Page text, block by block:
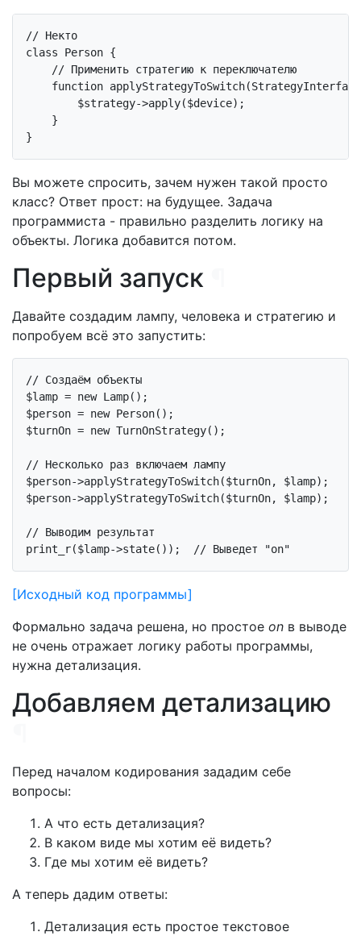
// Некто
class
Person {
// Применить стратегию к переключателю
function applyStrategyToSwitch
        $strategy->apply($device);
    }
Вы можете спросить, зачем нужен такой просто
класс? Ответ прост: на будущее. Задача
программиста - правильно разделить логику на
объекты. Логика добавится потом.
Первый запуск
Давайте создадим лампу, человека и стратегию и
попробуем всё это запустить:
// Создаём объекты
$lamp = new Lamp();
$person = new Person();
$turnOn = new TurnOnStrategy();
// Несколько раз включаем лампу
$person->applyStrategyToSwitch($turnOn, $lamp);
$person->applyStrategyToSwitch($turnOn, $lamp);
// Выводим результат
print_r($lamp->state());
// Выведет "on"
[Исходный код программы]
Формально задача решена, но простое on в выводе
не очень отражает логику работы программы,
нужна детализация.
Добавляем детализацию
Перед началом кодирования зададим себе
вопросы:
А что есть детализация?
В каком виде мы хотим её видеть?
Где мы хотим её видеть?
А теперь дадим ответы:
Детализация есть простое текстовое